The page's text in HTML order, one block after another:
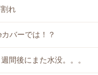
れ
バーでは！？
間後にまた水没。。。